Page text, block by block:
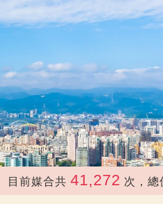
合共 41,272 次，總價值約